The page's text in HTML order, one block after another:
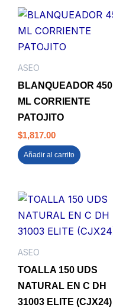
ASEO
BLANQUEADOR 450
ML CORRIENTE
PATOJITO
$1,817.00
Añadir al carrito
ASEO
TOALLA 150 UDS
NATURAL EN C DH
31003 ELITE (CJX24)